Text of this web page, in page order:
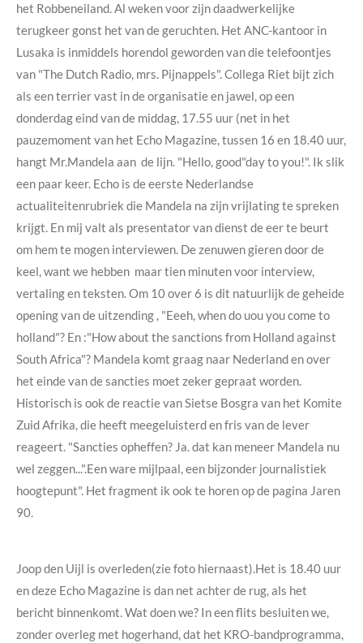
het Robbeneiland. Al weken voor zijn daadwerkelijke
terugkeer gonst het van de geruchten. Het ANC-kantoor in
Lusaka is inmiddels horendol geworden van die telefoontjes
van "The Dutch Radio, mrs. Pijnappels". Collega Riet bijt zich
als een terrier vast in de organisatie en jawel, op een
donderdag eind van de middag, 17.55 uur (net in het
pauzemoment van het Echo Magazine, tussen 16 en 18.40 uur,
hangt Mr.Mandela aan de lijn. "Hello, good"day to you!". Ik slik
een paar keer. Echo is de eerste Nederlandse
actualiteitenrubriek die Mandela na zijn vrijlating te spreken
krijgt. En mij valt als presentator van dienst de eer te beurt
om hem te mogen interviewen. De zenuwen gieren door de
keel, want we hebben maar tien minuten voor interview,
vertaling en teksten. Om 10 over 6 is dit natuurlijk de geheide
opening van de uitzending , "Eeeh, when do uou you come to
holland"? En :"How about the sanctions from Holland against
South Africa"? Mandela komt graag naar Nederland en over
het einde van de sancties moet zeker gepraat worden.
Historisch is ook de reactie van Sietse Bosgra van het Komite
Zuid Afrika, die heeft meegeluisterd en fris van de lever
reageert. "Sancties opheffen? Ja. dat kan meneer Mandela nu
wel zeggen...".Een ware mijlpaal, een bijzonder journalistiek
hoogtepunt". Het fragment ik ook te horen op de pagina Jaren
90.
Joop den Uijl is overleden(zie foto hiernaast).Het is 18.40 uur
en deze Echo Magazine is dan net achter de rug, als het
bericht binnenkomt. Wat doen we? In een flits besluiten we,
zonder overleg met hogerhand, dat het KRO-bandprogramma,